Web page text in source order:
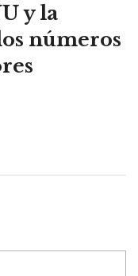
y la
números